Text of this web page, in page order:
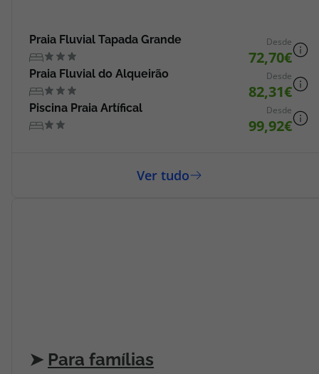
Praia Fluvial Tapada Grande Desde
72,70
Praia Fluvial do Alqueirão Desde
82,31
Piscina Praia Artífical Desde
99,92
➤ Para famílias